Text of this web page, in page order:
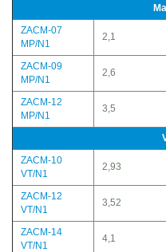
ZACM-07
MP/N1
2,1
ZACM-09
MP/N1
2,6
ZACM-12
MP/N1
3,5
ZACM-10
VT/N1
2,93
ZACM-12
VT/N1
3,52
ZACM-14
VT/N1
4,1